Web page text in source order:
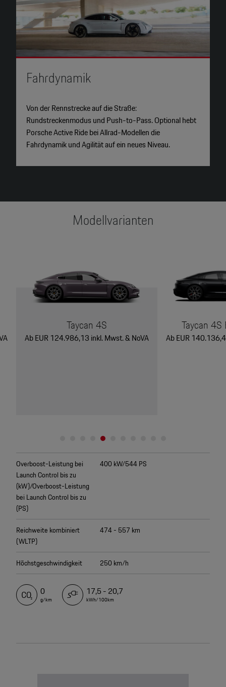
Fahrdynamik
Von der Rennstrecke auf die Straße:
Rundstreckenmodus und Push-to-Pass. Optional hebt
Porsche Active Ride bei Allrad-Modellen die
Fahrdynamik und Agilität auf ein neues Niveau.
Modellvarianten
Taycan 4S
Ab EUR 124.986,13 inkl. Mwst. & NoVA
Taycan
Ab EUR
400 kW/544 PS
Overboost-Leistung bei
Launch Control bis zu
(kW)/Overboost-Leistung
bei Launch Control bis zu
(PS)
474 - 557 km
Reichweite kombiniert
(WLTP)
250 km/h
Höchstgeschwindigkeit
0
g/km
17,5 - 20,7
kWh/100km